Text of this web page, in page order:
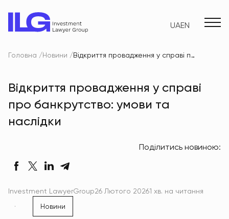
UAEN
Головна Новини Відкриття провадження у справі про банкрутство: умови та наслідки
Відкриття провадження у справі
про банкрутство: умови та
наслідки
Поділитись новиною:
Investment LawyerGroup26 Лютого 20261 хв. на читання
Новини